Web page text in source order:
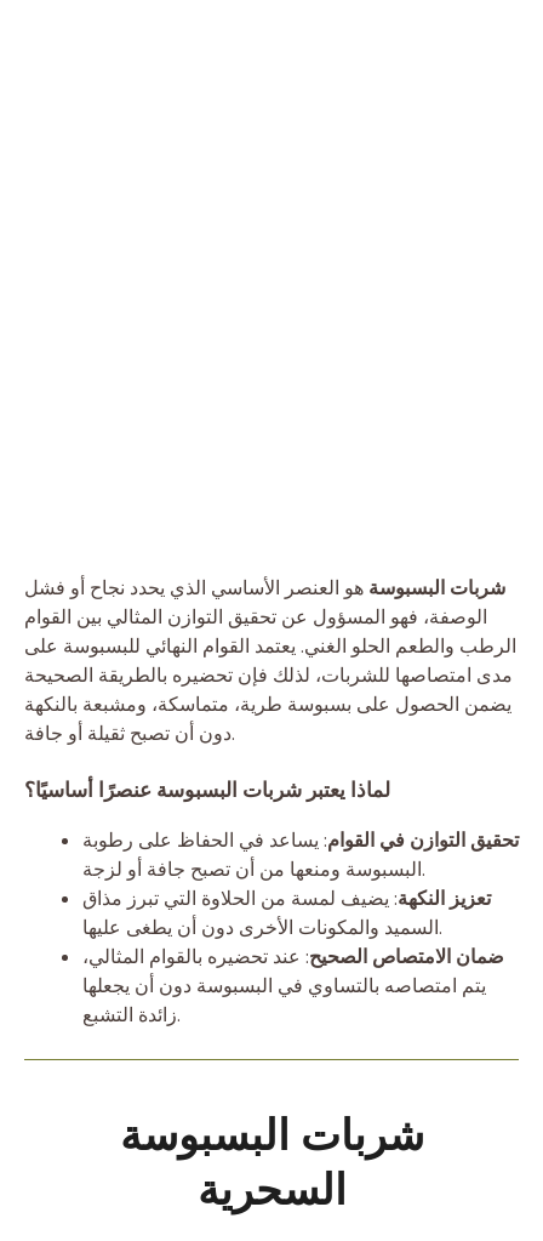
شربات البسبوسة هو العنصر الأساسي الذي يحدد نجاح أو فشل
الوصفة، فهو المسؤول عن تحقيق التوازن المثالي بين القوام
الرطب والطعم الحلو الغني. يعتمد القوام النهائي للبسبوسة على
مدى امتصاصها للشربات، لذلك فإن تحضيره بالطريقة الصحيحة
يضمن الحصول على بسبوسة طرية، متماسكة، ومشبعة بالنكهة
دون أن تصبح ثقيلة أو جافة.
لماذا يعتبر شربات البسبوسة عنصرًا أساسيًا؟
تحقيق التوازن في القوام: يساعد في الحفاظ على رطوبة
البسبوسة ومنعها من أن تصبح جافة أو لزجة.
تعزيز النكهة: يضيف لمسة من الحلاوة التي تبرز مذاق
السميد والمكونات الأخرى دون أن يطغى عليها.
ضمان الامتصاص الصحيح: عند تحضيره بالقوام المثالي،
يتم امتصاصه بالتساوي في البسبوسة دون أن يجعلها
زائدة التشبع.
شربات البسبوسة
السحرية